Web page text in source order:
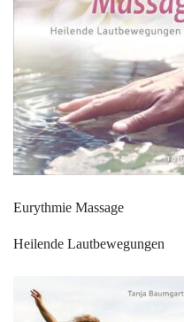
Eurythmie Massage
Heilende Lautbewegungen